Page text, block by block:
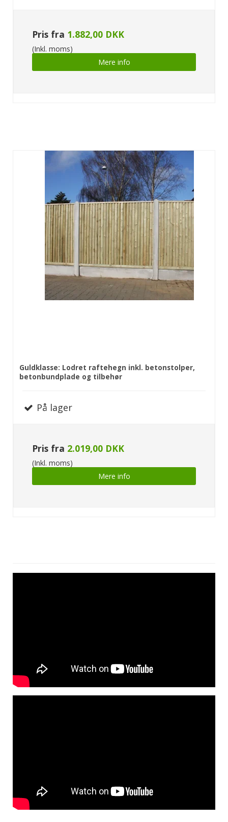
Pris fra 1.882,00 DKK
(Inkl. moms)
Mere info
Guldklasse: Lodret raftehegn inkl. betonstolper,
betonbundplade og tilbehør
På lager
Pris fra 2.019,00 DKK
(Inkl. moms)
Mere info